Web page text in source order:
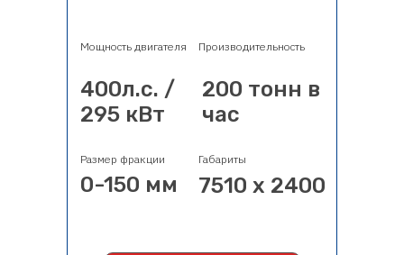
0-150 мм
Размер фракции
7510 х 2400
Габариты
200 тонн в
час
Производительность
400л.с. /
295 кВт
Мощность двигателя